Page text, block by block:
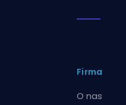
Firma
O nas